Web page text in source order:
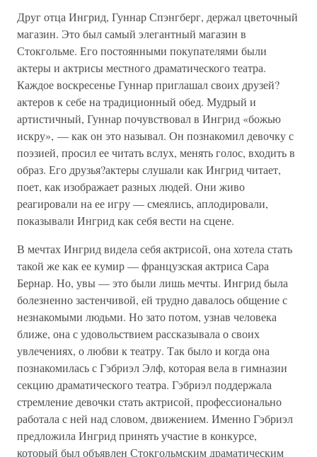
Друг отца Ингрид, Гуннар Спэнгберг, держал цветочный
магазин. Это был самый элегантный магазин в
Стокгольме. Его постоянными покупателями были
актеры и актрисы местного драматического театра.
Каждое воскресенье Гуннар приглашал своих друзей?
актеров к себе на традиционный обед. Мудрый и
артистичный, Гуннар почувствовал в Ингрид «божью
искру», — как он это называл. Он познакомил девочку с
поэзией, просил ее читать вслух, менять голос, входить в
образ. Его друзья?актеры слушали как Ингрид читает,
поет, как изображает разных людей. Они живо
реагировали на ее игру — смеялись, аплодировали,
показывали Ингрид как себя вести на сцене.
В мечтах Ингрид видела себя актрисой, она хотела стать
такой же как ее кумир — французская актриса Сара
Бернар. Но, увы — это были лишь мечты. Ингрид была
болезненно застенчивой, ей трудно давалось общение с
незнакомыми людьми. Но зато потом, узнав человека
ближе, она с удовольствием рассказывала о своих
увлечениях, о любви к театру. Так было и когда она
познакомилась с Гэбриэл Элф, которая вела в гимназии
секцию драматического театра. Гэбриэл поддержала
стремление девочки стать актрисой, профессионально
работала с ней над словом, движением. Именно Гэбриэл
предложила Ингрид принять участие в конкурсе,
который был объявлен Стокгольмским драматическим